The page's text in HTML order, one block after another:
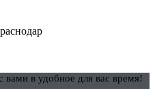
вами в удобное для вас время!